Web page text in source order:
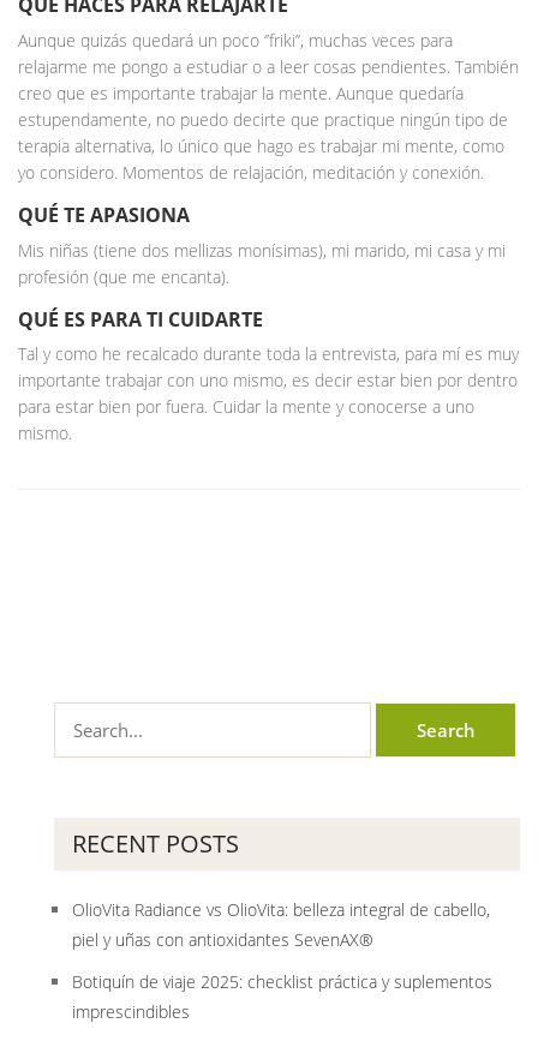
QUÉ HACES PARA RELAJARTE
Aunque quizás quedará un poco ‘’friki’’, muchas veces para
relajarme me pongo a estudiar o a leer cosas pendientes. También
creo que es importante trabajar la mente. Aunque quedaría
estupendamente, no puedo decirte que practique ningún tipo de
terapia alternativa, lo único que hago es trabajar mi mente, como
yo considero. Momentos de relajación, meditación y conexión.
QUÉ TE APASIONA
Mis niñas (tiene dos mellizas monísimas), mi marido, mi casa y mi
profesión (que me encanta).
QUÉ ES PARA TI CUIDARTE
Tal y como he recalcado durante toda la entrevista, para mí es muy
importante trabajar con uno mismo, es decir estar bien por dentro
para estar bien por fuera. Cuidar la mente y conocerse a uno
mismo.
RECENT POSTS
OlioVita Radiance vs OlioVita: belleza integral de cabello,
piel y uñas con antioxidantes SevenAX®
Botiquín de viaje 2025: checklist práctica y suplementos
imprescindibles